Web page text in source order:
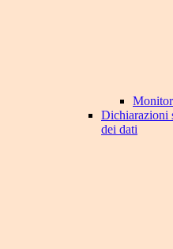
Dichiarazioni
dei dati